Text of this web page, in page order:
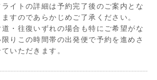
ライトの詳細は予約完了後のご案内とな
ますのであらかじめご了承ください。
道・往復いずれの場合も特にご希望がな
限りこの時間帯の出発便で予約を進めさ
ていただきます。